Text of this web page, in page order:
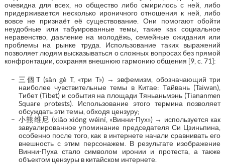
очевидна для всех, но общество либо смирилось с ней, либо
придерживается несколько ироничного отношения к ней, либо
вовсе не признаёт её существование. Они помогают обойти
неудобные или табуированные темы, такие как социальное
неравенство, давление на молодёжь, семейные ожидания или
проблемы на рынке труда. Использование таких выражений
позволяет людям высказываться о сложных вопросах без прямой
конфронтации, сохраняя внешнюю гармонию общения [9, c. 71]:
三個T (sān gè T, «три T») → эвфемизм, обозначающий три
наиболее чувствительные темы в Китае: Тайвань (Taiwan),
Тибет (Tibet) и события на площади Тяньаньмэнь (Tiananmen
Square protests). Использование этого термина позволяет
обсуждать эти темы, обходя цензуру;
小熊维尼 (xiǎo xióng wéiní, «Винни-Пух») → используется как
завуалированное упоминание председателя Си Цзиньпина,
особенно после того, как в интернете начали сравнивать его
внешность с этим персонажем. В результате изображение
Винни-Пуха стало символом иронии и протеста, а также
объектом цензуры в китайском интернете.